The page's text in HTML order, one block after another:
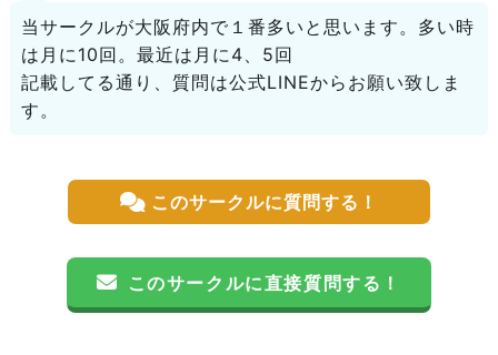
当サークルが大阪府内で１番多いと思います。多い時
は月に10回。最近は月に4、5回
記載してる通り、質問は公式LINEからお願い致しま
す。
このサークルに質問する！
このサークルに直接質問する！